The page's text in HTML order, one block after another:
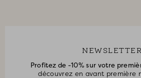
NEWSLETTER
Profitez de -10% sur votre
découvrez en avant première